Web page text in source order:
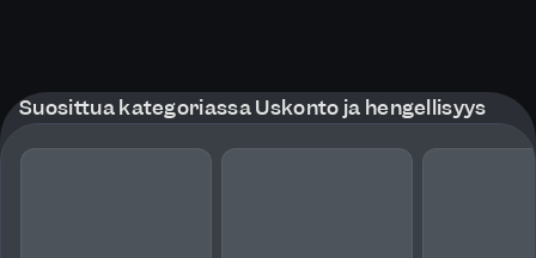
Suosittua kategoriassa Uskonto ja hengellisyys